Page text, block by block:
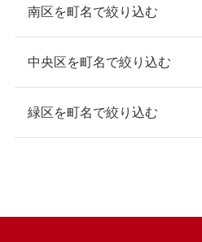
南区を町名で絞り込む
中央区を町名で絞り込む
緑区を町名で絞り込む